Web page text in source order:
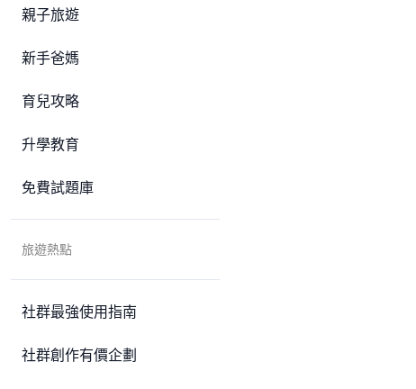
親子旅遊
新手爸媽
育兒攻略
升學教育
免費試題庫
旅遊熱點
社群最強使用指南
社群創作有價企劃